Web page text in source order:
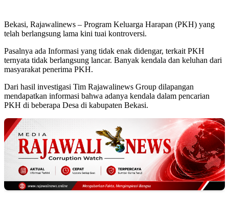
Bekasi, Rajawalinews – Program Keluarga Harapan (PKH) yang
telah berlangsung lama kini tuai kontroversi.
Pasalnya ada Informasi yang tidak enak didengar, terkait PKH
ternyata tidak berlangsung lancar. Banyak kendala dan keluhan dari
masyarakat penerima PKH.
Dari hasil investigasi Tim Rajawalinews Group dilapangan
mendapatkan informasi bahwa adanya kendala dalam pencarian
PKH di beberapa Desa di kabupaten Bekasi.